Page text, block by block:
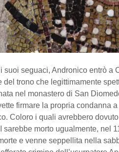
suoi seguaci, Andronico entrò a
del trono che legittimamente
nel monastero di San
firmare la propria condanna
Coloro i quali avrebbero
sarebbe morto ugualmente, nel
e venne seppellita nella